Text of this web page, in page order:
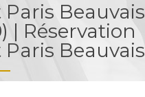
Beauvais
| Réservation
Beauvais